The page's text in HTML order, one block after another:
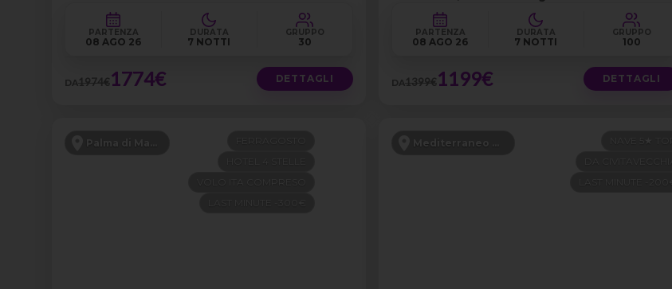
PARTENZA
08 AGO 26
DURATA
7 NOTTI
GRUPPO
30
DA1974€1774€ DETTAGLI
PARTENZA
08 AGO 26
DURATA
7 NOTTI
GRUPPO
100
DA1399€1199€ DETTAGLI
Palma di Maiorca Mediterraneo Occidentale
NAVE 5★ TOP